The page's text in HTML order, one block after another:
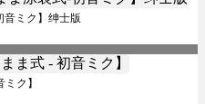
音ミク】绅士版
ク】